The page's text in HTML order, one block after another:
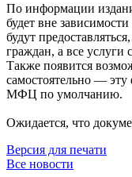
По информации
будет вне
будут
граждан, а все услуги
Также появится
самостоятельно —
МФЦ по умолчанию.
Ожидается, что
Версия для печати
Все новости